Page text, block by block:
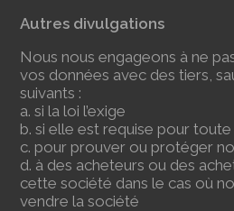
Autres divulgations
Nous nous engageons à ne
vos données avec des tiers,
suivants :
a. si la loi l’exige
b. si elle est requise pour
c. pour prouver ou protéger
d. à des acheteurs ou des
cette société dans le cas où
vendre la société